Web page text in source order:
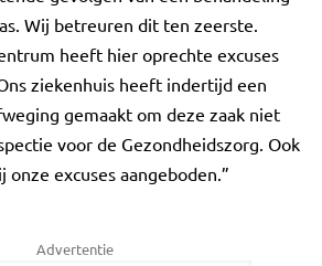
Wij betreuren dit ten zeerste.
heeft hier oprechte excuses
ziekenhuis heeft indertijd een
gemaakt om deze zaak niet
voor de Gezondheidszorg. Ook
excuses aangeboden.”
Advertentie